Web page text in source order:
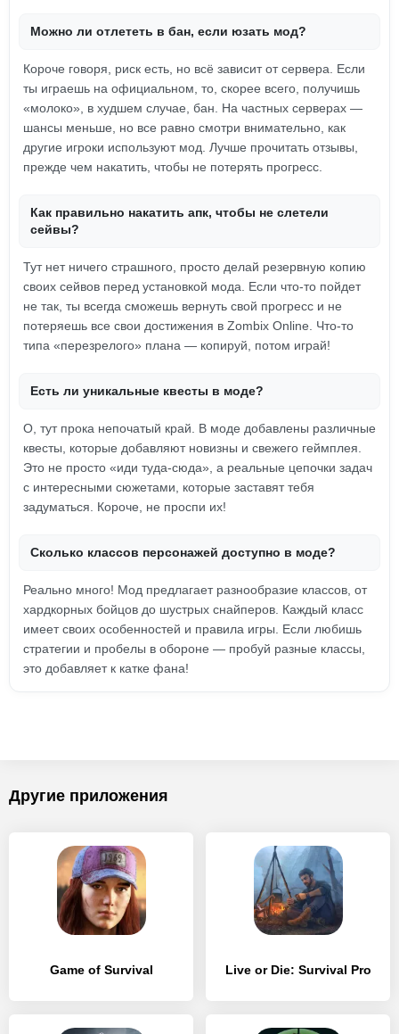
Можно ли отлететь в бан, если юзать мод?
Короче говоря, риск есть, но всё зависит от сервера. Если
ты играешь на официальном, то, скорее всего, получишь
«молоко», в худшем случае, бан. На частных серверах —
шансы меньше, но все равно смотри внимательно, как
другие игроки используют мод. Лучше прочитать отзывы,
прежде чем накатить, чтобы не потерять прогресс.
Как правильно накатить апк, чтобы не слетели
сейвы?
Тут нет ничего страшного, просто делай резервную копию
своих сейвов перед установкой мода. Если что-то пойдет
не так, ты всегда сможешь вернуть свой прогресс и не
потеряешь все свои достижения в Zombix Online. Что-то
типа «перезрелого» плана — копируй, потом играй!
Есть ли уникальные квесты в моде?
О, тут прока непочатый край. В моде добавлены различные
квесты, которые добавляют новизны и свежего геймплея.
Это не просто «иди туда-сюда», а реальные цепочки задач
с интересными сюжетами, которые заставят тебя
задуматься. Короче, не проспи их!
Сколько классов персонажей доступно в моде?
Реально много! Мод предлагает разнообразие классов, от
хардкорных бойцов до шустрых снайперов. Каждый класс
имеет своих особенностей и правила игры. Если любишь
стратегии и пробелы в обороне — пробуй разные классы,
это добавляет к катке фана!
Другие приложения
Game of Survival Live or Die: Survival Pro